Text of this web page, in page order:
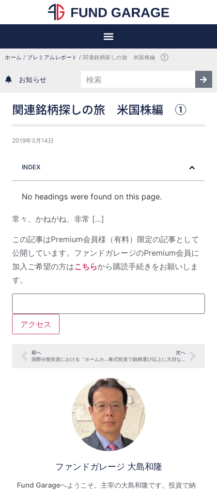
ホーム / プレミアムレポート / 関連銘柄探しの旅　米国株編　①
お知らせ
関連銘柄探しの旅 米国株編 ①
2019年3月14日
INDEX
No headings were found on this page.
常々、かねがね、非常 […]
この記事はPremium会員様（有料）限定の記事として
公開しています。ファンドガレージのPremium会員に
加入ご希望の方はこちらから購読手続きをお願いしま
す。
前へ
国際分散投資における「ホームカントリー・バイアス」について
次へ
株式投資で銘柄選び以上に大切なことは？
ファンドガレージ 大島和隆
Fund Garageへようこそ。主宰の大島和隆です。投資で納